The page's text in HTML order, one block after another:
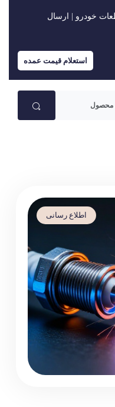
خودرو | ارسال
استعلام قیمت عمده
اطلاع رسانی